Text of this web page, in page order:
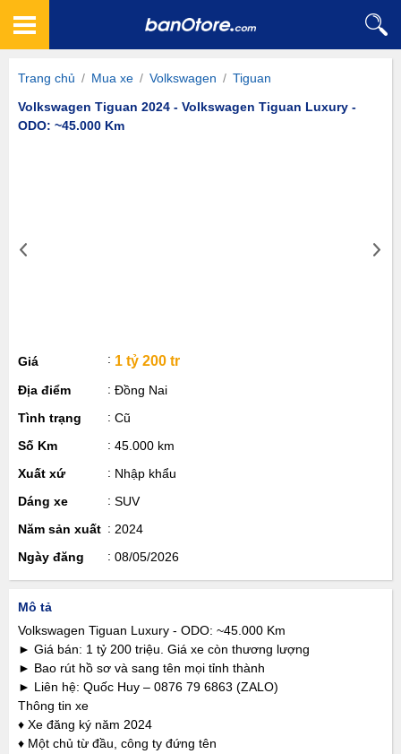
Trang chủ / Mua xe / Volkswagen / Tiguan
Volkswagen Tiguan 2024 - Volkswagen Tiguan Luxury -
ODO: ~45.000 Km
Giá 1 tỷ 200 tr
Địa điểm
Đồng Nai
Tình trạng
Cũ
Số Km
45.000 km
Xuất xứ
Nhập khẩu
Dáng xe
SUV
Năm sản xuất
2024
Ngày đăng
08/05/2026
Mô tả
Volkswagen Tiguan Luxury - ODO: ~45.000 Km
► Giá bán: 1 tỷ 200 triệu. Giá xe còn thương lượng
► Bao rút hồ sơ và sang tên mọi tỉnh thành
► Liên hệ: Quốc Huy – 0876 79 6863 (ZALO)
Thông tin xe
♦ Xe đăng ký năm 2024
♦ Một chủ từ đầu, công ty đứng tên